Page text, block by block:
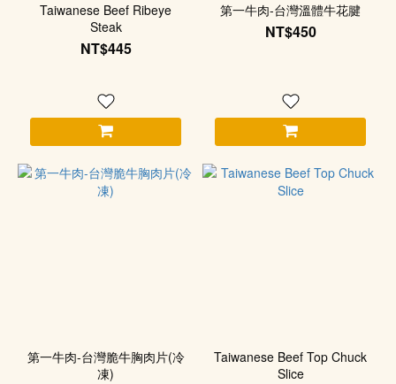
Taiwanese Beef Ribeye
Steak
NT$445
第一牛肉-台灣溫體牛花腱
NT$450
第一牛肉-台灣脆牛胸肉片(冷
凍)
Taiwanese Beef Top Chuck
Slice